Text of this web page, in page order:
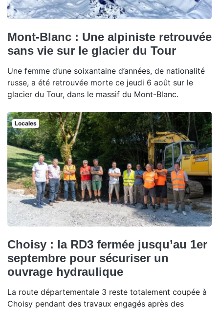
Mont-Blanc : Une alpiniste retrouvée
sans vie sur le glacier du Tour
Une femme d’une soixantaine d’années, de nationalité
russe, a été retrouvée morte ce jeudi 6 août sur le
glacier du Tour, dans le massif du Mont-Blanc.
Locales
Choisy : la RD3 fermée jusqu’au 1er
septembre pour sécuriser un
ouvrage hydraulique
La route départementale 3 reste totalement coupée à
Choisy pendant des travaux engagés après des